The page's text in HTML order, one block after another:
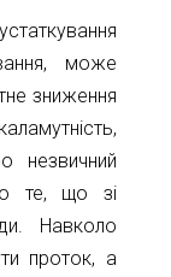
може
зниження
незвичний
те, що зі
Навколо
проток, а